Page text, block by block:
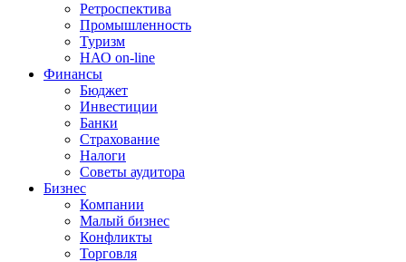
Ретроспектива
Промышленность
Туризм
НАО on-line
Финансы
Бюджет
Инвестиции
Банки
Страхование
Налоги
Советы аудитора
Бизнес
Компании
Малый бизнес
Конфликты
Торговля